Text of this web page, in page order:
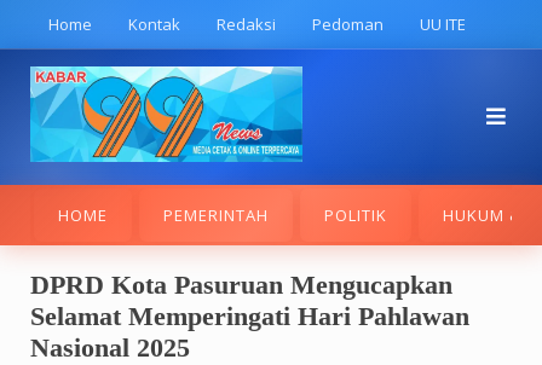
content
Home Kontak Redaksi Pedoman UU ITE
HOME PEMERINTAH POLITIK HUKUM &
DPRD Kota Pasuruan Mengucapkan
Selamat Memperingati Hari Pahlawan
Nasional 2025